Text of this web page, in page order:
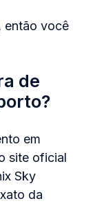
então você
de
em
site oficial
Sky
da